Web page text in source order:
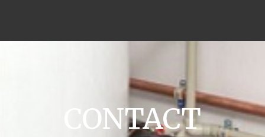
CONTACT